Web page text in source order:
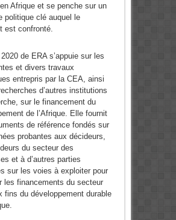
Afrique et se penche sur un
politique clé auquel le
est confronté.
2020 de ERA s’appuie sur les
et divers travaux
entrepris par la CEA, ainsi
d’autres institutions
sur le financement du
de l’Afrique. Elle fournit
de référence fondés sur
probantes aux décideurs,
du secteur des
et à d’autres parties
sur les voies à exploiter pour
les financements du secteur
fins du développement durable